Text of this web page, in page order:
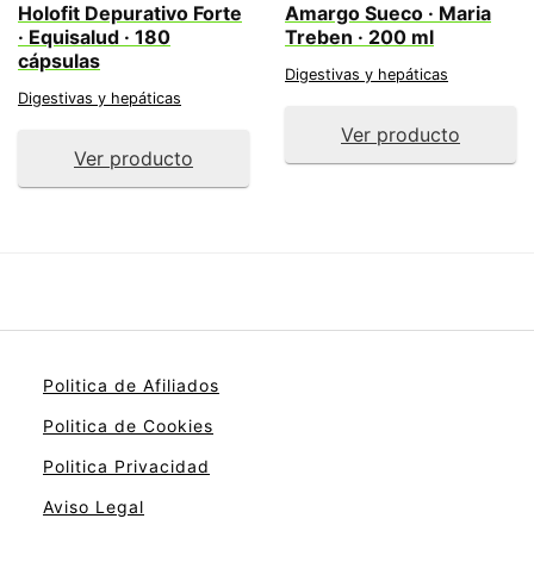
Holofit Depurativo Forte
· Equisalud · 180
cápsulas
Digestivas y hepáticas
Ver producto
Amargo Sueco · Maria
Treben · 200 ml
Digestivas y hepáticas
Ver producto
Politica de Afiliados
Politica de Cookies
Politica Privacidad
Aviso Legal